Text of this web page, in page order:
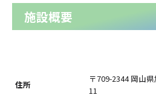
施設概要
住所
〒709-2344 岡山
11